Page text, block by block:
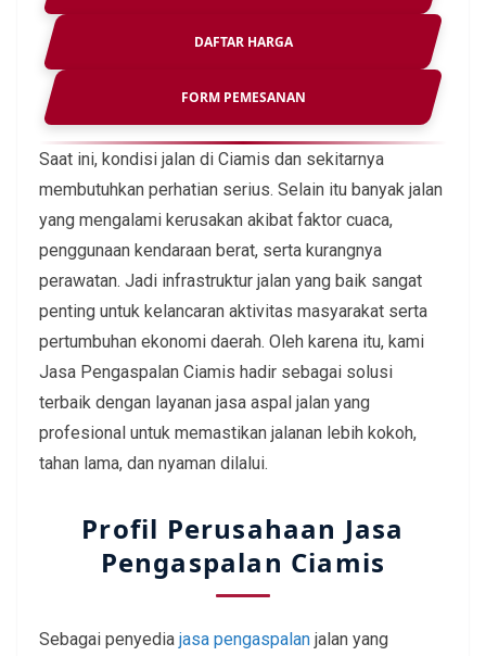
DAFTAR HARGA
FORM PEMESANAN
Saat ini, kondisi jalan di Ciamis dan sekitarnya
membutuhkan perhatian serius. Selain itu banyak jalan
yang mengalami kerusakan akibat faktor cuaca,
penggunaan kendaraan berat, serta kurangnya
perawatan. Jadi infrastruktur jalan yang baik sangat
penting untuk kelancaran aktivitas masyarakat serta
pertumbuhan ekonomi daerah. Oleh karena itu, kami
Jasa Pengaspalan Ciamis hadir sebagai solusi
terbaik dengan layanan jasa aspal jalan yang
profesional untuk memastikan jalanan lebih kokoh,
tahan lama, dan nyaman dilalui.
Profil Perusahaan Jasa
Pengaspalan Ciamis
Sebagai penyedia jasa pengaspalan jalan yang